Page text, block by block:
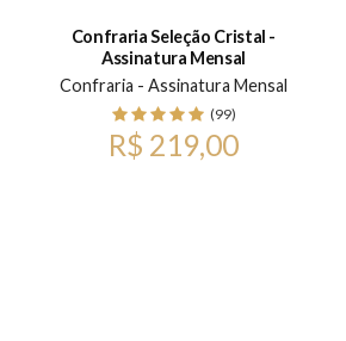
Confraria Seleção Cristal -
Assinatura Mensal
Confraria - Assinatura Mensal
(99)
R$ 219,00